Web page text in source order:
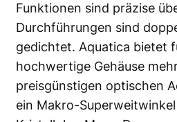
Funktionen sind präzise
Durchführungen sind
gedichtet. Aquatica bietet
hochwertige Gehäuse
preisgünstigen optischen
ein Makro-